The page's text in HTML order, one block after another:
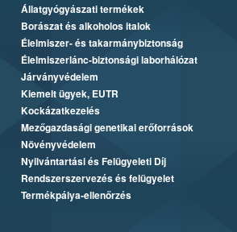
Állatgyógyászati termékek
Borászat és alkoholos italok
Élelmiszer- és takarmánybiztonság
Élelmiszerlánc-biztonsági laborhálózat
Járványvédelem
Kiemelt ügyek, EUTR
Kockázatkezelés
Mezőgazdasági genetikai erőforrások
Növényvédelem
Nyilvántartási és Felügyeleti Díj
Rendszerszervezés és felügyelet
Termékpálya-ellenőrzés